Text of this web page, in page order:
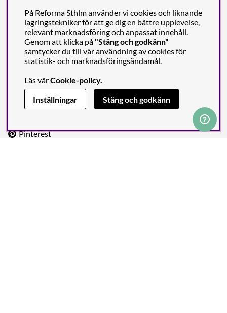
Inspiration
Blogg
Varumärken
Följ oss
Facebook
Pinterest
På Reforma Sthlm använder vi cookies och liknande
lagringstekniker för att ge dig en bättre upplevelse,
relevant marknadsföring och anpassat innehåll.
Genom att klicka på "Stäng och godkänn"
samtycker du till vår användning av cookies för
statistik- och marknadsföringsändamål.
Läs vårCookie-policy.
Inställningar
Stäng och godkänn